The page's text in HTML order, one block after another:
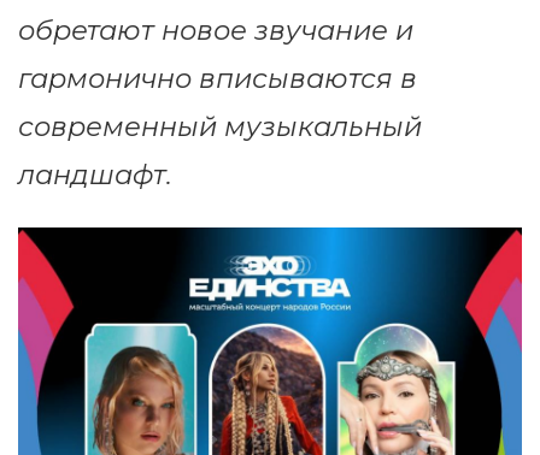
обретают новое звучание и
гармонично вписываются в
современный музыкальный
ландшафт.